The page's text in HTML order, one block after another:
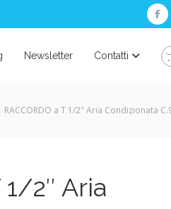
Newsletter Contatti
RACCORDO a T 1/2″ Aria Condizionata
1/2″ Aria